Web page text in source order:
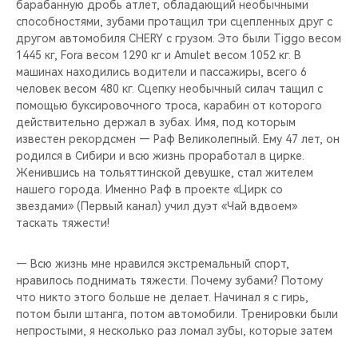
барабанную дробь атлет, обладающий необычными
способностями, зубами протащил три сцепленных друг с
другом автомобиля CHERY с грузом. Это были Tiggo весом
1445 кг, Fora весом 1290 кг и Amulet весом 1052 кг. В
машинах находились водители и пассажиры, всего 6
человек весом 480 кг. Сцепку необычный силач тащил с
помощью буксировочного троса, карабин от которого
действительно держал в зубах. Имя, под которым
известен рекордсмен — Раф Великолепный. Ему 47 лет, он
родился в Сибири и всю жизнь проработал в цирке.
Женившись на тольяттинской девушке, стал жителем
нашего города. Именно Раф в проекте «Цирк со
звездами» (Первый канал) учил дуэт «Чай вдвоем»
таскать тяжести!
— Всю жизнь мне нравился экстремальный спорт,
нравилось поднимать тяжести. Почему зубами? Потому
что никто этого больше не делает. Начинал я с гирь,
потом были штанга, потом автомобили. Тренировки были
непростыми, я несколько раз ломал зубы, которые затем